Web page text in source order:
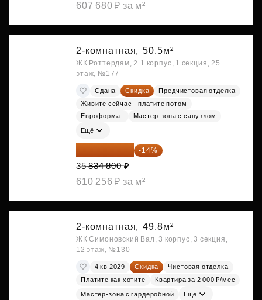
607 680 ₽ за м²
2-комнатная, 50.5м²
ЖК Роттердам, 2.1 корпус, 1 секция, 25
этаж, №177
Сдана Скидка
Предчистовая отделка
Живите сейчас - платите потом
Евроформат
Мастер-зона с санузлом
Ещё
30 817 928 ₽ -14%
35 834 800 ₽
610 256 ₽ за м²
2-комнатная, 49.8м²
ЖК Симоновский Вал, 3 корпус, 3 секция,
12 этаж, №130
4 кв 2029 Скидка
Чистовая отделка
Платите как хотите
Квартира за 2 000 ₽/мес
Мастер-зона с гардеробной Ещё